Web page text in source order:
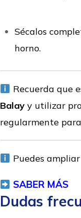
Sécalos
horno.
Recuerda que
Balay y utilizar
regularmente
Puedes
SABER MÁS
Dudas